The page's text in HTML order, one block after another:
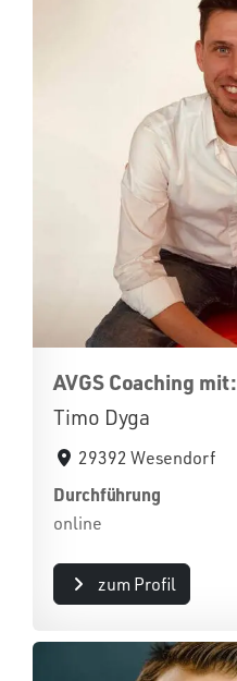
AVGS Coaching mit:
Timo Dyga
29392 Wesendorf
Durchführung
online
zum Profil